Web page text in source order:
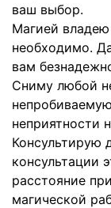
ваш выбор.
Магией
необходимо.
вам
Сниму любой
неприятности
Консультирую
консультации
расстояние
магической